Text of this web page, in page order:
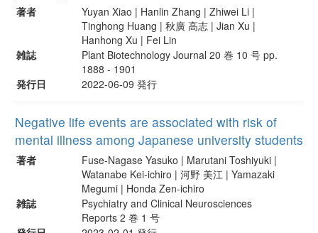
著者
Yuyan Xiao | Hanlin Zhang | Zhiwei Li |
Tinghong Huang | 秋廣 高志 | Jian Xu |
Hanhong Xu | Fei Lin
雑誌
Plant Biotechnology Journal 20 巻 10 号 pp.
1888 - 1901
発行日
2022-06-09 発行
Negative life events are associated with risk of
mental illness among Japanese university students
著者
Fuse-Nagase Yasuko | Marutani Toshiyuki |
Watanabe Kei-ichiro | 河野 美江 | Yamazaki
Megumi | Honda Zen-ichiro
雑誌
Psychiatry and Clinical Neurosciences
Reports 2 巻 1 号